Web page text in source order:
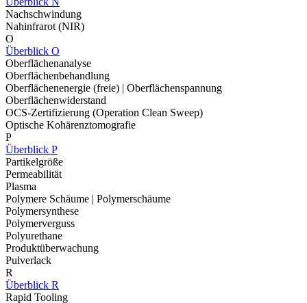
Nachschwindung
Nahinfrarot (NIR)
O
Überblick O
Oberflächenanalyse
Oberflächenbehandlung
Oberflächenenergie (freie) | Oberflächenspannung
Oberflächenwiderstand
OCS-Zertifizierung (Operation Clean Sweep)
Optische Kohärenztomografie
P
Überblick P
Partikelgröße
Permeabilität
Plasma
Polymere Schäume | Polymerschäume
Polymersynthese
Polymerverguss
Polyurethane
Produktüberwachung
Pulverlack
R
Überblick R
Rapid Tooling